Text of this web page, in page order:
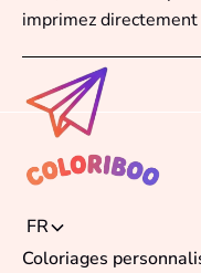
imprimez
FR
Coloriages